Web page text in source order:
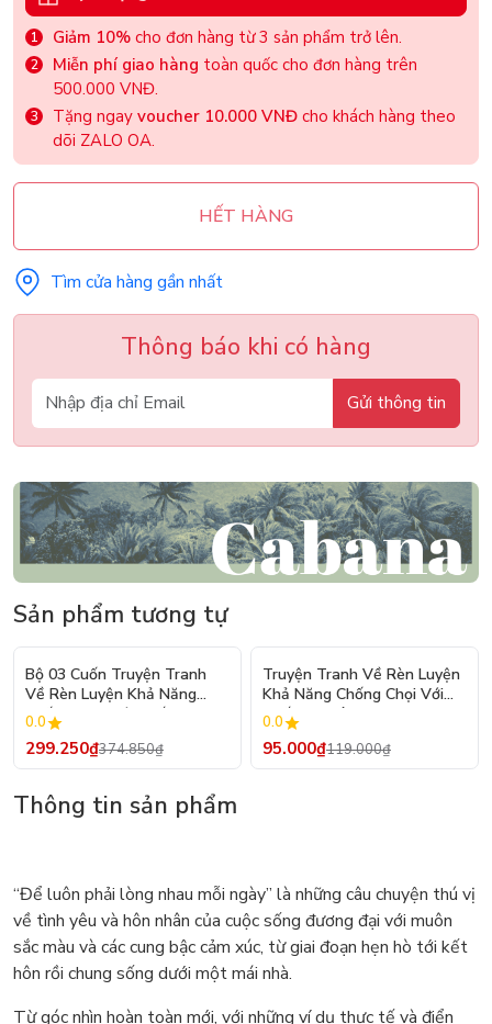
Giảm 10% cho đơn hàng từ 3 sản phẩm trở lên.
Miễn phí giao hàng toàn quốc cho đơn hàng trên
500.000 VNĐ.
Tặng ngay voucher 10.000 VNĐ cho khách hàng theo
dõi ZALO OA.
HẾT HÀNG
Tìm cửa hàng gần nhất
Thông báo khi có hàng
Gửi thông tin
Sản phẩm tương tự
- 20%
Bộ 03 Cuốn Truyện Tranh
Về Rèn Luyện Khả Năng
Chống Chọi Với Thất Bại
Dành Cho Học Sinh Tiểu Học
0.0
299.250₫374.850₫
- 20%
Truyện Tranh Về Rèn Luyện
Khả Năng Chống Chọi Với
Thất Bại Dành Cho Học Sinh
Tiểu Học - Khả Năng Chịu
Đựng Thất Bại
0.0
95.000₫119.000₫
Thông tin sản phẩm
“Để luôn phải lòng nhau mỗi ngày” là những câu chuyện thú vị
về tình yêu và hôn nhân của cuộc sống đương đại với muôn
sắc màu và các cung bậc cảm xúc, từ giai đoạn hẹn hò tới kết
hôn rồi chung sống dưới một mái nhà.
Từ góc nhìn hoàn toàn mới, với những ví dụ thực tế và điển